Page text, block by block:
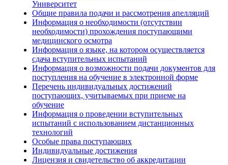
Университет
Общие правила подачи и рассмотрения апелляций
Информация о необходимости (отсутствии
необходимости) прохождения поступающими
медицинского осмотра
Информация о языке, на котором осуществляется
сдача вступительных испытаний
Информация о возможности подачи документов для
поступления на обучение в электронной форме
Перечень индивидуальных достижений
поступающих, учитываемых при приеме на
обучение
Информация о проведении вступительных
испытаний с использованием дистанционных
технологий
Особые права поступающих
Индивидуальные достижения
Лицензия и свидетельство об аккредитации